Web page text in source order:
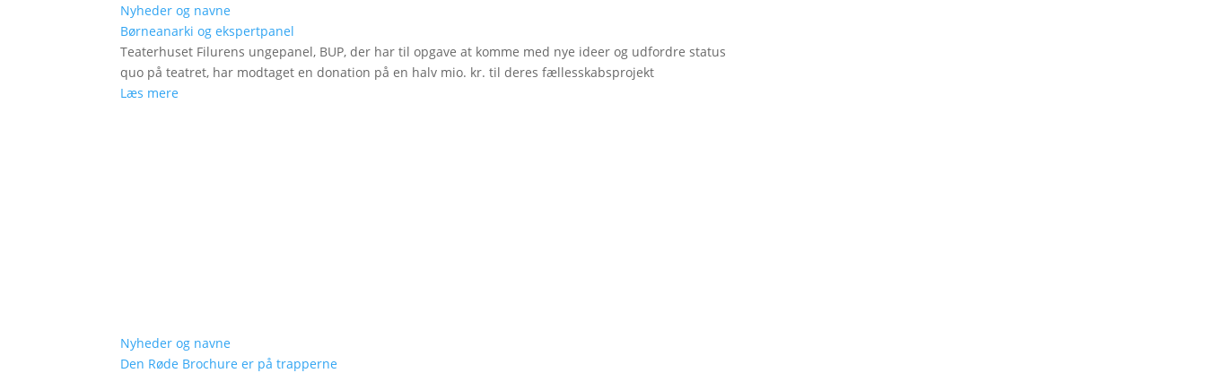
Nyheder og navne
Børneanarki og ekspertpanel
Teaterhuset Filurens ungepanel, BUP, der har til opgave at komme med nye ideer og udfordre status
quo på teatret, har modtaget en donation på en halv mio. kr. til deres fællesskabsprojekt
Læs mere
Nyheder og navne
Den Røde Brochure er på trapperne